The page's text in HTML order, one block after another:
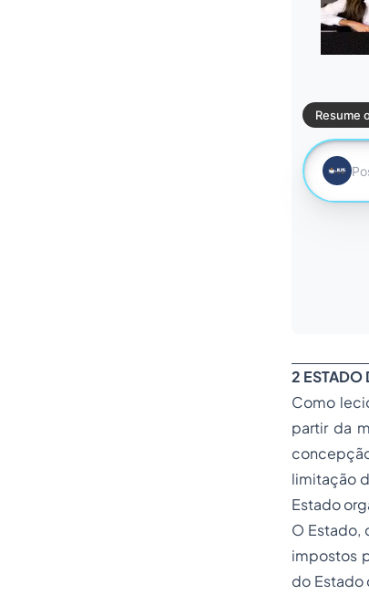
2 ESTADO
Como
partir da
limitação
Estado
O Estado,
impostos
do Estado